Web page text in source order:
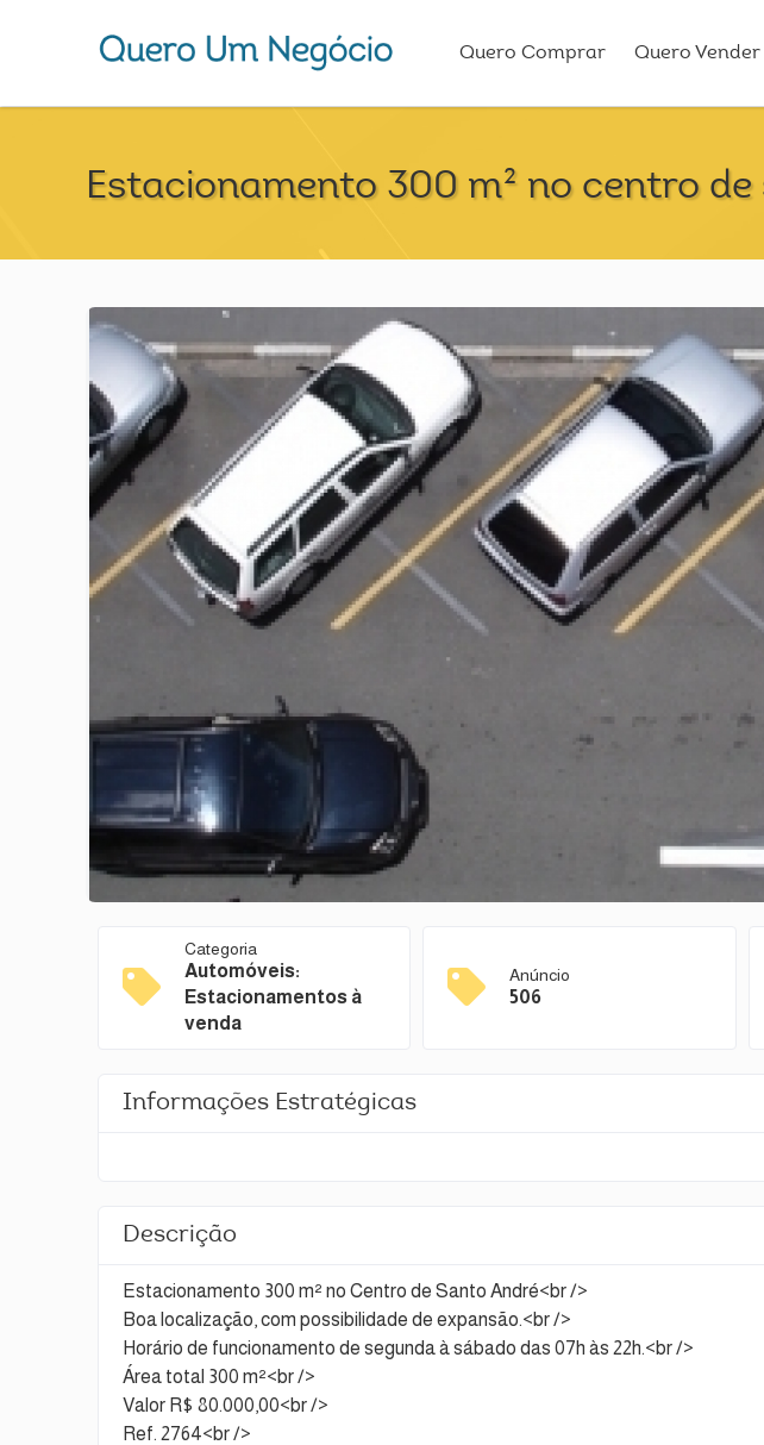
Quero Comprar Quero Vender
Estacionamento 300 m² no centro
Categoria
Automóveis:
Estacionamentos à
venda
Anúncio
506
Informações Estratégicas
Descrição
Estacionamento 300 m² no Centro de Santo André<br />
Boa localização, com possibilidade de expansão.<br />
Horário de funcionamento de segunda à sábado das 07h às 22h.<br />
Área total 300 m²<br />
Valor R$ 80.000,00<br />
Ref. 2764<br />